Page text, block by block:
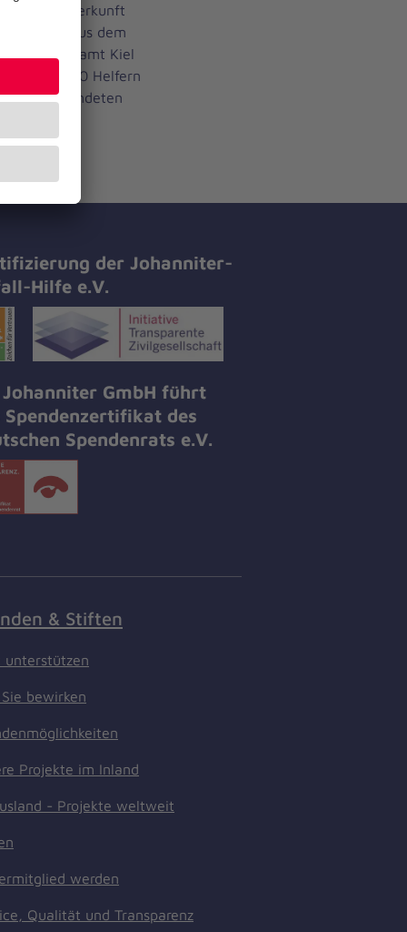
der Herkunft
aus dem
dem Ehrenamt Kiel
und fast 20 Helfern
die Gestrandeten
der Johanniter-
Hilfe e.V.
Johanniter GmbH führt
Spendenzertifikat des
Spendenrats e.V.
& Stiften
unterstützen
bewirken
Projekte im Inland
- Projekte weltweit
werden
Qualität und Transparenz